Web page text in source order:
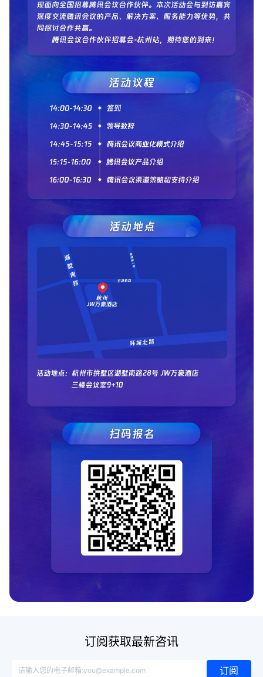
订阅获取最新咨讯
订阅